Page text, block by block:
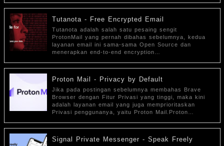
Tutanota - Free Encrypted Email
Tutanota adalah salah satu pesaing sengit
ProtonMail yang pernah dibahas sebelumnya, kedua
layanan email ini sama-sama Open Source dan
menerapkan end-to-end encryption…
Proton Mail - Privacy by Default
Jika pada postingan sebelumnya membahas Brave
Browser dengan Fitur Privasi yang tinggi, maka kini
adalah layanan email yang juga memprioritaskan
Privasi penggunanya, yaitu Proton Mail.Proton…
Signal Private Messenger - Speak Freely